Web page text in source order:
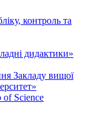
контроль та
дидактики»
Закладу вищої
of Science